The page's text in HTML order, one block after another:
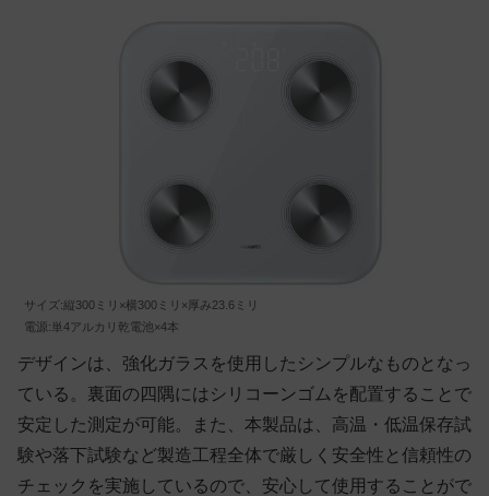
サイズ:縦300ミリ×横300ミリ×厚み23.6ミリ
電源:単4アルカリ乾電池×4本
デザインは、強化ガラスを使用したシンプルなものとなっ
ている。裏面の四隅にはシリコーンゴムを配置することで
安定した測定が可能。また、本製品は、高温・低温保存試
験や落下試験など製造工程全体で厳しく安全性と信頼性の
チェックを実施しているので、安心して使用することがで